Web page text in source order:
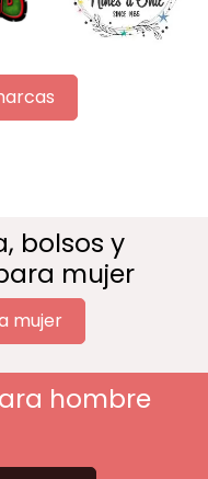
bolsos y
mujer
mujer
hombre